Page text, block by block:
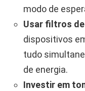
modo de
Usar filtros
dispositivos
tudo
de energia.
Investir em